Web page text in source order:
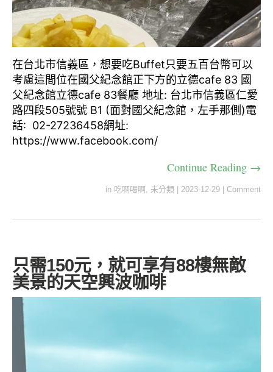
在台北市信義區，想要吃Buffet只要五百台幣可以
考慮這間位在國父紀念館正下方的立德cafe 83 國
父紀念館立德cafe 83餐廳 地址: 台北市信義區仁愛
路四段505號號 B1 (面對國父紀念館，左手那側)電
話: 02-27236458網址:
https://www.facebook.com/
Continue Reading →
in 吃啊喝啊 未分類 2023-12-29 Comment
只需150元，就可享有88樓無敵
美景的天空興波咖啡